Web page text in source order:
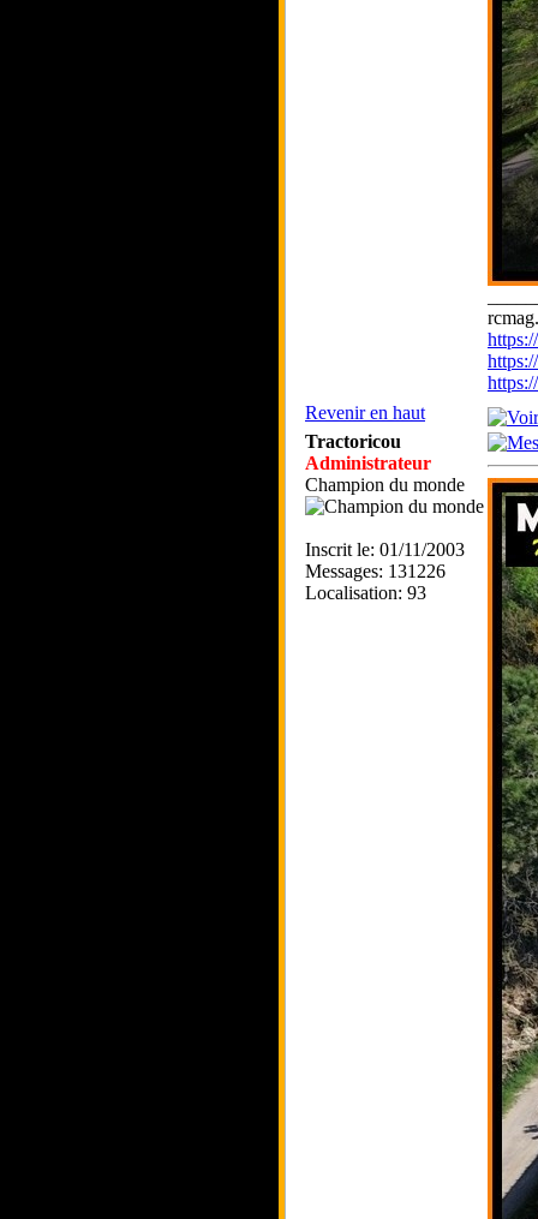
Revenir en haut
Tractoricou
Administrateur
Champion du monde
Inscrit le: 01/11/2003
Messages: 131226
Localisation: 93